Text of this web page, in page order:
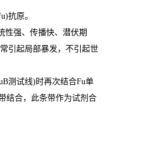
抗原。
性强、传播快、潜伏期
引起局部暴发，不引起世
测试线)时再次结合Fu单
结合，此条带作为试剂合